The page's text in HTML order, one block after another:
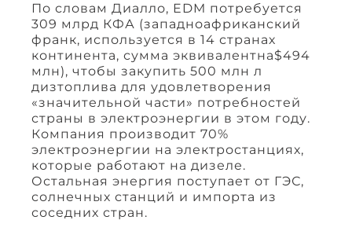
По словам Диалло, EDM потребуется
309 млрд КФА (западноафриканский
франк, используется в 14 странах
континента, сумма эквивалентна$494
млн), чтобы закупить 500 млн л
дизтоплива для удовлетворения
«значительной части» потребностей
страны в электроэнергии в этом году.
Компания производит 70%
электроэнергии на электростанциях,
которые работают на дизеле.
Остальная энергия поступает от ГЭС,
солнечных станций и импорта из
соседних стран.